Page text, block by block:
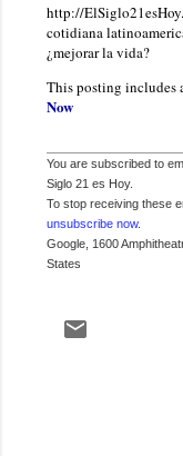
http://
cotidiana
¿mejorar la vida?
This posting includes
Now
You are subscribed to
Siglo 21 es Hoy.
To stop receiving these
unsubscribe now.
Google, 1600
States